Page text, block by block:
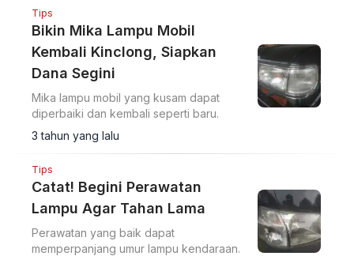
Tips
Bikin Mika Lampu Mobil
Kembali Kinclong, Siapkan
Dana Segini
Mika lampu mobil yang kusam dapat
diperbaiki dan kembali seperti baru.
3 tahun yang lalu
Tips
Catat! Begini Perawatan
Lampu Agar Tahan Lama
Perawatan yang baik dapat
memperpanjang umur lampu kendaraan.